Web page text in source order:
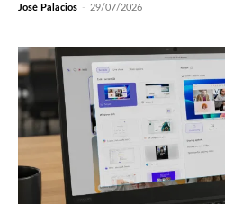
José Palacios - 29/07/2026